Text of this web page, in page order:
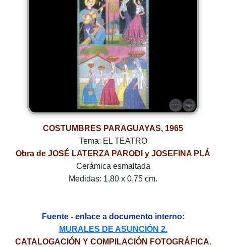
COSTUMBRES PARAGUAYAS, 1965
Tema: EL TEATRO
Obra de JOSÉ LATERZA PARODI y JOSEFINA PLÁ
Cerámica esmaltada
Medidas: 1,80 x 0,75 cm.
Fuente - enlace a documento interno:
MURALES DE ASUNCIÓN 2.
CATALOGACIÓN Y COMPILACIÓN FOTOGRÁFICA.